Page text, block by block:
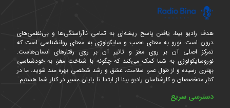
حالا که در یک نگاه و به صورت اجمالی با این علم آشنا شدید،
پیشنهاد می‌کنیم از
به صورت هفتگی منتشر و در اختیار شنوندگان عزیز قرار داده
می‌شود، بهره ببرید. این پادکست‌ها می‌توانند کمک کنند تا دلیل
برخی از رفتارها و تغییرات بدنی خود را راحت‌تر درک کنید و در
آن صورت به دنبال راه چاره بروید.
پادکست های نوروسایکولوژی هفتگی طبق تحقیقات گسترده
طراحی و تدوین می‌شود و برای کسانی که علاقه‌مند هستند تا
هدف رادیو بینا، یافتن پاسخ ریشه‌ای به تمامی ناآراستگی‌ها و بی‌نظمی‌های
درون است. نورو به معنای عصب و سایکولوژی به معنای روانشناسی است که
تمرکز اصلی آن بر روی مغز و تاثیر آن بر روی رفتارهای انسان‌هاست.
نوروسایکولوژی به شما کمک می‌کند که چگونه با شناخت مغز، به خودشناسی
بهتری رسیده و از طول عمر، سلامت، عشق و رشد شخصی بهره مند شوید. ما در
کنار متخصصان و کارشناسان رادیو بینا از ابتدا تا پایان مسیر در کنار شما هستیم.
دسترسی سریع